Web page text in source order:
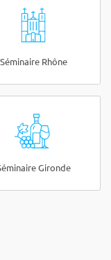
Séminaire Rhône
Gironde